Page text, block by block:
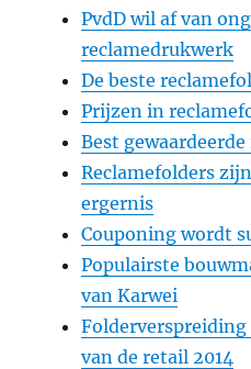
PvdD wil af van
reclamedrukwerk
De beste
Prijzen in
Best
Reclamefolders
ergernis
Couponing wordt
Populairste
van Karwei
van de retail 2014